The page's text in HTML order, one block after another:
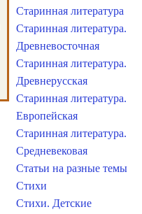
Старинная литература
Старинная литература.
Древневосточная
Старинная литература.
Древнерусская
Старинная литература.
Европейская
Старинная литература.
Средневековая
Статьи на разные темы
Стихи
Стихи. Детские